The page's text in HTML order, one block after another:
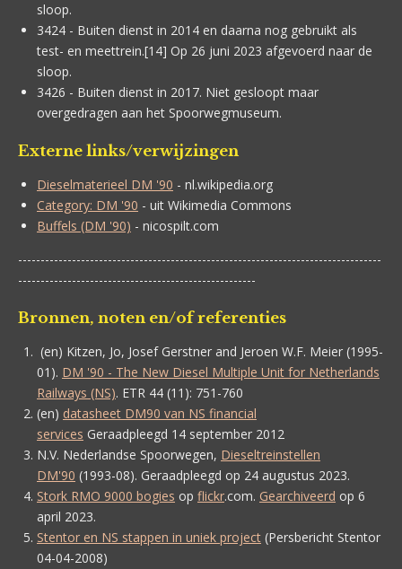
sloop.
3424 - Buiten dienst in 2014 en daarna nog gebruikt als
test- en meettrein.[14] Op 26 juni 2023 afgevoerd naar de
sloop.
3426 - Buiten dienst in 2017. Niet gesloopt maar
overgedragen aan het Spoorwegmuseum.
Externe links/verwijzingen
Dieselmaterieel DM '90 - nl.wikipedia.org
Category: DM '90 - uit Wikimedia Commons
Buffels (DM '90) - nicospilt.com
---------------------------------------------------------------------------------
-----------------------------------------------------
Bronnen, noten en/of referenties
(en) Kitzen, Jo, Josef Gerstner and Jeroen W.F. Meier (1995-
01). DM '90 - The New Diesel Multiple Unit for Netherlands
Railways (NS). ETR 44 (11): 751-760
(en) datasheet DM90 van NS financial
services Geraadpleegd 14 september 2012
N.V. Nederlandse Spoorwegen, Dieseltreinstellen
DM'90 (1993-08). Geraadpleegd op 24 augustus 2023.
Stork RMO 9000 bogies op flickr.com. Gearchiveerd op 6
april 2023.
Stentor en NS stappen in uniek project (Persbericht Stentor
04-04-2008)